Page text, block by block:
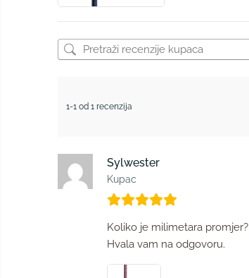
1-1 od 1 recenzija
Sylwester
Kupac
Koliko je milimetara promjer?
Hvala vam na odgovoru.